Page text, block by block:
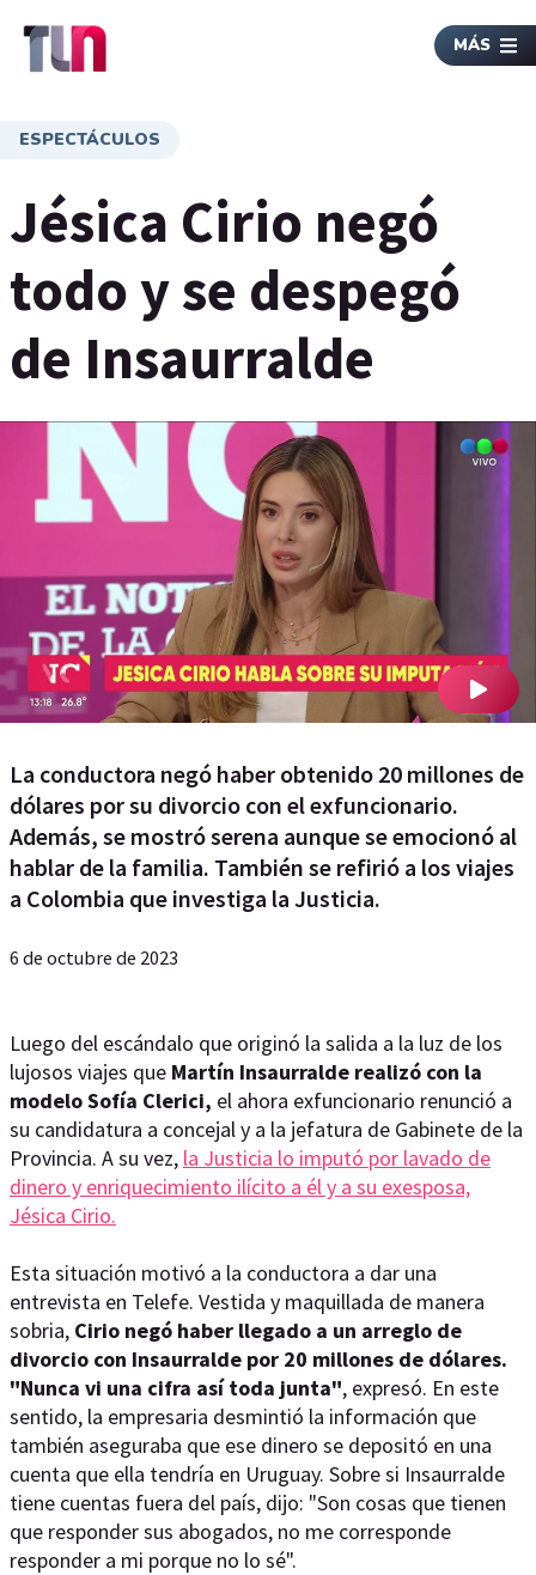
MÁS
ESPECTÁCULOS
Jésica Cirio negó
todo y se despegó
de Insaurralde
La conductora negó haber obtenido 20 millones de
dólares por su divorcio con el exfuncionario.
Además, se mostró serena aunque se emocionó al
hablar de la familia. También se refirió a los viajes
a Colombia que investiga la Justicia.
6 de octubre de 2023
Luego del escándalo que originó la salida a la luz de los
lujosos viajes que Martín Insaurralde realizó con la
modelo Sofía Clerici, el ahora exfuncionario renunció a
su candidatura a concejal y a la jefatura de Gabinete de la
Provincia. A su vez, la Justicia lo imputó por lavado de
dinero y enriquecimiento ilícito a él y a su exesposa,
Jésica Cirio.
Esta situación motivó a la conductora a dar una
entrevista en Telefe. Vestida y maquillada de manera
sobria, Cirio negó haber llegado a un arreglo de
divorcio con Insaurralde por 20 millones de dólares.
"Nunca vi una cifra así toda junta", expresó. En este
sentido, la empresaria desmintió la información que
también aseguraba que ese dinero se depositó en una
cuenta que ella tendría en Uruguay. Sobre si Insaurralde
tiene cuentas fuera del país, dijo: "Son cosas que tienen
que responder sus abogados, no me corresponde
responder a mi porque no lo sé".